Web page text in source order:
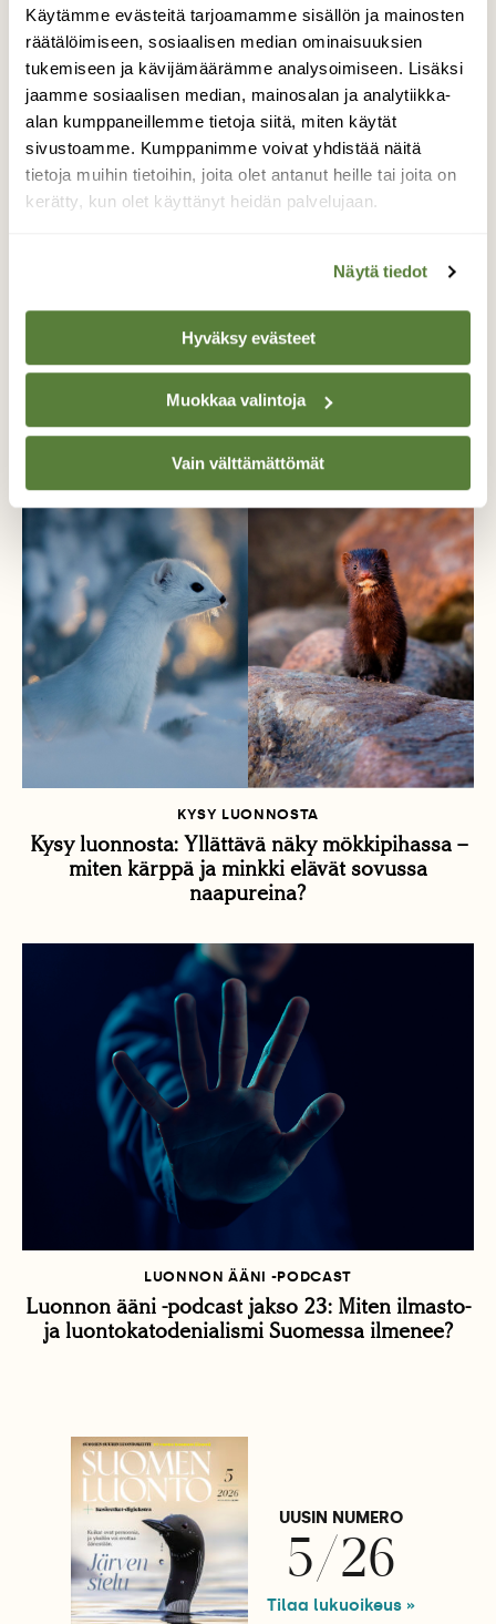
Käytämme evästeitä tarjoamamme sisällön ja mainosten
räätälöimiseen, sosiaalisen median ominaisuuksien
tukemiseen ja kävijämäärämme analysoimiseen. Lisäksi
jaamme sosiaalisen median, mainosalan ja analytiikka-
alan kumppaneillemme tietoja siitä, miten käytät
sivustoamme. Kumppanimme voivat yhdistää näitä
tietoja muihin tietoihin, joita olet antanut heille tai joita on
kerätty, kun olet käyttänyt heidän palvelujaan.
Näytä tiedot
Hyväksy evästeet
Muokkaa valintoja
Vain välttämättömät
LUONNON ÄÄNI -PODCAST
Luonnon ääni -podcast jakso 24: Miksi lepakot
lentävät keväällä keskellä päivää?
KYSY LUONNOSTA
Kysy luonnosta: Yllättävä näky mökkipihassa –
miten kärppä ja minkki elävät sovussa
naapureina?
LUONNON ÄÄNI -PODCAST
Luonnon ääni -podcast jakso 23: Miten ilmasto-
ja luontokatodenialismi Suomessa ilmenee?
UUSIN NUMERO
5/26
Tilaa lukuoikeus »